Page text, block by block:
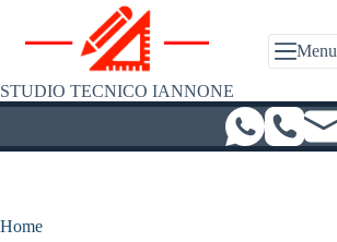
contenuto
STUDIO TECNICO IANNONE
Menu
Home